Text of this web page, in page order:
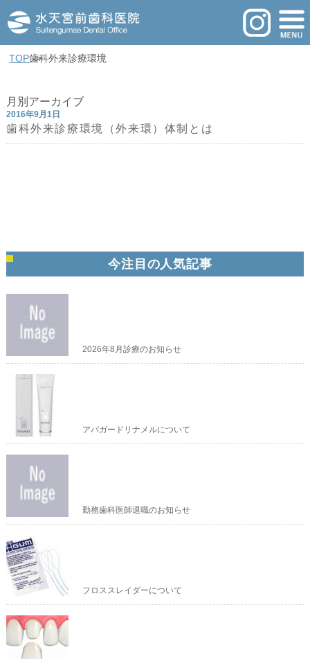
TOP歯科外来診療環境
月別アーカイブ
2016年9月1日
歯科外来診療環境（外来環）体制とは
今注目の人気記事
2026年8月診療のお知らせ
アパガードリナメルについて
勤務歯科医師退職のお知らせ
フロススレイダーについて